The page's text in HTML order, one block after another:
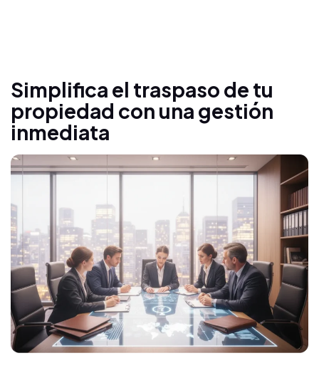
Simplifica el traspaso de tu
propiedad con una gestión
inmediata